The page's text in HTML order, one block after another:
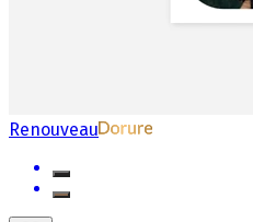
Renouveau